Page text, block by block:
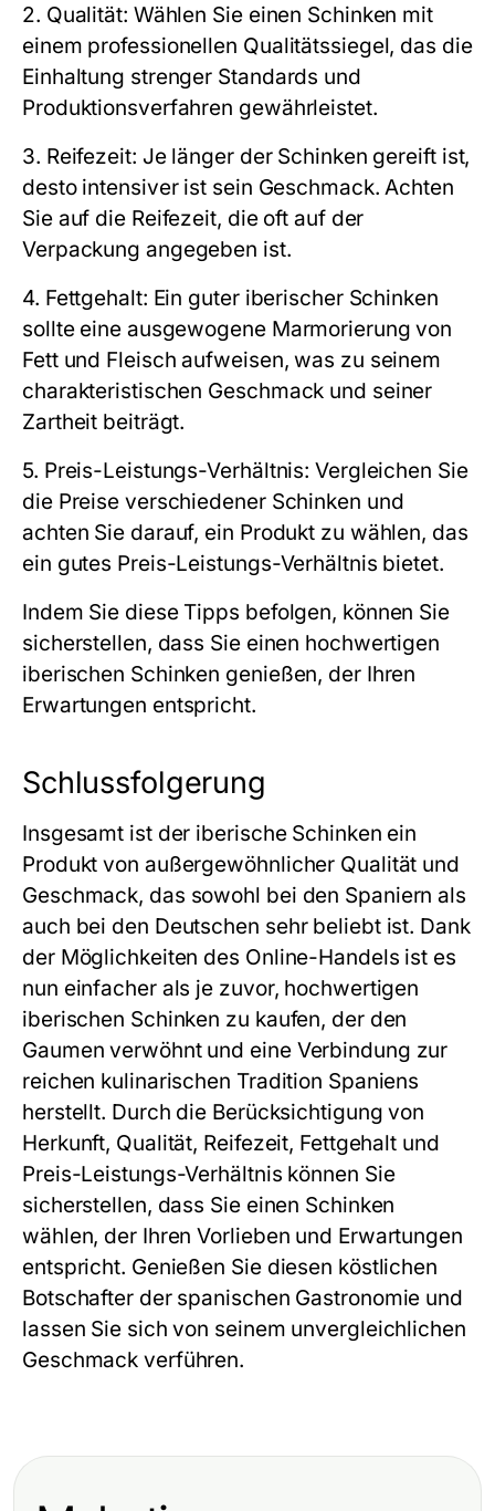
2. Qualität: Wählen Sie einen Schinken mit
einem professionellen Qualitätssiegel, das die
Einhaltung strenger Standards und
Produktionsverfahren gewährleistet.
3. Reifezeit: Je länger der Schinken gereift ist,
desto intensiver ist sein Geschmack. Achten
Sie auf die Reifezeit, die oft auf der
Verpackung angegeben ist.
4. Fettgehalt: Ein guter iberischer Schinken
sollte eine ausgewogene Marmorierung von
Fett und Fleisch aufweisen, was zu seinem
charakteristischen Geschmack und seiner
Zartheit beiträgt.
5. Preis-Leistungs-Verhältnis: Vergleichen Sie
die Preise verschiedener Schinken und
achten Sie darauf, ein Produkt zu wählen, das
ein gutes Preis-Leistungs-Verhältnis bietet.
Indem Sie diese Tipps befolgen, können Sie
sicherstellen, dass Sie einen hochwertigen
iberischen Schinken genießen, der Ihren
Erwartungen entspricht.
Schlussfolgerung
Insgesamt ist der iberische Schinken ein
Produkt von außergewöhnlicher Qualität und
Geschmack, das sowohl bei den Spaniern als
auch bei den Deutschen sehr beliebt ist. Dank
der Möglichkeiten des Online-Handels ist es
nun einfacher als je zuvor, hochwertigen
iberischen Schinken zu kaufen, der den
Gaumen verwöhnt und eine Verbindung zur
reichen kulinarischen Tradition Spaniens
herstellt. Durch die Berücksichtigung von
Herkunft, Qualität, Reifezeit, Fettgehalt und
Preis-Leistungs-Verhältnis können Sie
sicherstellen, dass Sie einen Schinken
wählen, der Ihren Vorlieben und Erwartungen
entspricht. Genießen Sie diesen köstlichen
Botschafter der spanischen Gastronomie und
lassen Sie sich von seinem unvergleichlichen
Geschmack verführen.